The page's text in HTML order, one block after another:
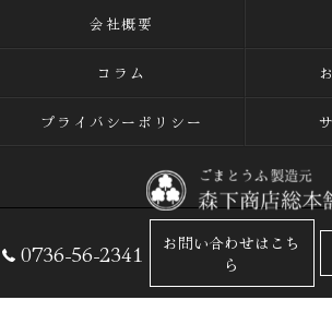
0736-56-2341
お問い合わせはこち
ら
会社概要
コラム
プライバシーポリシー
© 2026 ごまとうふの専門店なら有限会社森下商
RESERVED.